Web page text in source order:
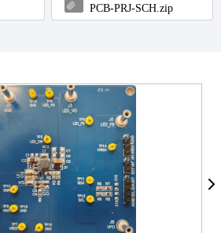
PCB-PRJ-SCH.zip